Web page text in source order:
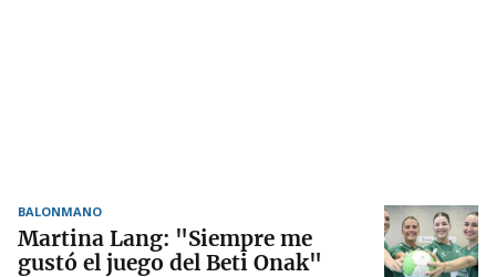
BALONMANO
Martina Lang: "Siempre me
gustó el juego del Beti Onak"